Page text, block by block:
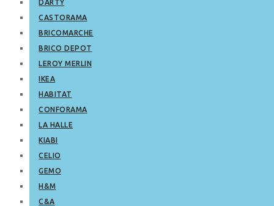
DARTY
CASTORAMA
BRICOMARCHE
BRICO DEPOT
LEROY MERLIN
IKEA
HABITAT
CONFORAMA
LA HALLE
KIABI
CELIO
GEMO
H&M
C&A